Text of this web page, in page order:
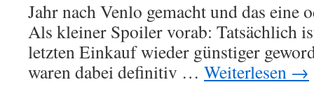
Jahr nach Venlo gemacht und das eine
Als kleiner Spoiler vorab: Tatsächlich
letzten Einkauf wieder günstiger
waren dabei definitiv … Weiterlesen →